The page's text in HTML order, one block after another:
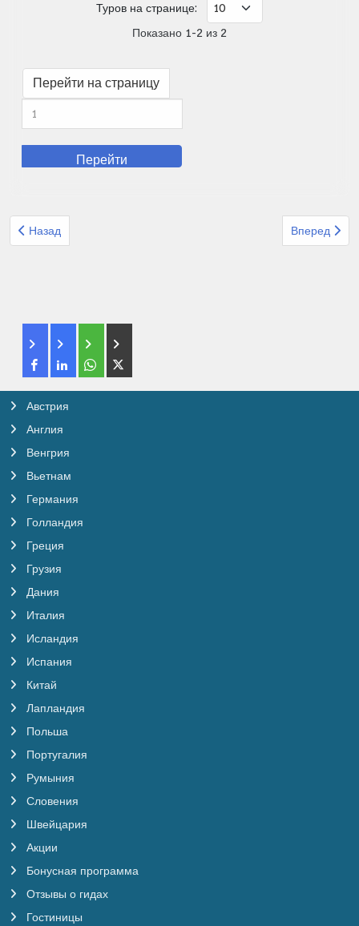
Туров на странице:
Показано 1-2 из 2
Перейти на страницу
Перейти
Предыдущий: Организованный тур из Израиля Метрополь
Назад Следующий:
Вперед
Австрия
Англия
Венгрия
Вьетнам
Германия
Голландия
Греция
Грузия
Дания
Италия
Исландия
Испания
Китай
Лапландия
Польша
Португалия
Румыния
Словения
Швейцария
Акции
Бонусная программа
Отзывы о гидах
Гостиницы